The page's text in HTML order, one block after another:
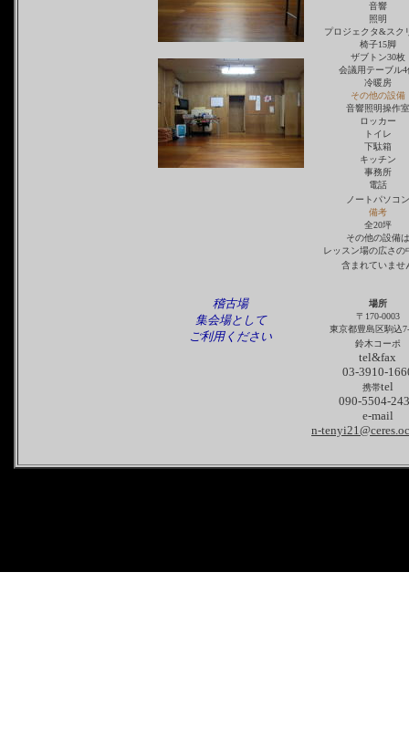
音響
照明
プロジェクタ&スク
椅子15脚
ザブトン30枚
会議用テーブル4
冷暖房
その他の設備
音響照明操作室
ロッカー
トイレ
下駄箱
キッチン
事務所
電話
ノートパソコン
備考
全20坪
その他の設備は
レッスン場の広さの
含まれていませ
稽古場
集会場として
ご利用ください
場所
〒170-0003
東京都豊島区駒込
鈴木コーポ
tel&fax
03-3910-
携帯tel
090-5504-
e-mail
n-